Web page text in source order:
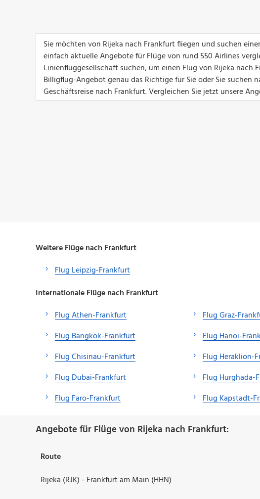
Sie möchten von Rijeka nach Frankfurt fliegen und suchen
einfach aktuelle Angebote für Flüge von rund 550 Airlines
Linienfluggesellschaft suchen, um einen Flug von Rijeka nach
Billigflug-Angebot genau das Richtige für Sie oder Sie suchen
Geschäftsreise nach Frankfurt. Vergleichen Sie jetzt unsere
Weitere Flüge nach Frankfurt
Flug Leipzig-Frankfurt
Internationale Flüge nach Frankfurt
Flug Athen-Frankfurt
Flug Bangkok-Frankfurt
Flug Chisinau-Frankfurt
Flug Dubai-Frankfurt
Flug Faro-Frankfurt
Flug Graz-
Flug Hanoi-
Flug Heraklion-
Flug Hurghada-
Flug Kapstadt-
Angebote für Flüge von Rijeka nach Frankfurt:
Route
Rijeka (RJK) - Frankfurt am Main (HHN)